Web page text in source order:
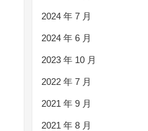
2024 年 7 月
2024 年 6 月
2023 年 10 月
2022 年 7 月
2021 年 9 月
2021 年 8 月